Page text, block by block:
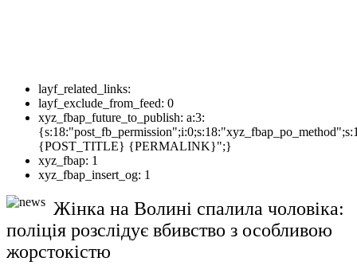
layf_related_links:
layf_exclude_from_feed: 0
xyz_fbap_future_to_publish: a:3:
{POST_TITLE} {PERMALINK}";}
xyz_fbap: 1
xyz_fbap_insert_og: 1
Жінка на Волині спалила чоловіка:
поліція розслідує вбивство з особливою
жорстокістю